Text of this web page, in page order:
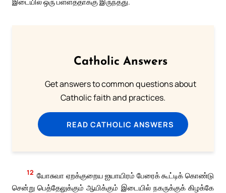
Catholic Answers
Get answers to common questions about
Catholic faith and practices.
READ CATHOLIC ANSWERS
12 யோசுவா ஏறக்குறைய ஐயாயிரம் பேரைக் கூட்டிக் கொண்டு
சென்று பெத்தேலுக்கும் ஆயிக்கும் இடையில் நகருக்குக் கிழக்கே